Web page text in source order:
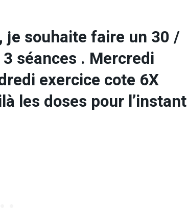
je souhaite faire un 30 /
séances . Mercredi
exercice cote 6X
les doses pour l’instant